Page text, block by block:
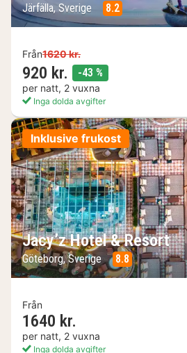
Järfälla, Sverige 8.2
Från1620 kr.
920 kr. -43 %
per natt, 2 vuxna
Inga dolda avgifter
Inklusive frukost
Jacy’z Hotel & Resort
Göteborg, Sverige 8.8
Från
1640 kr.
per natt, 2 vuxna
Inga dolda avgifter